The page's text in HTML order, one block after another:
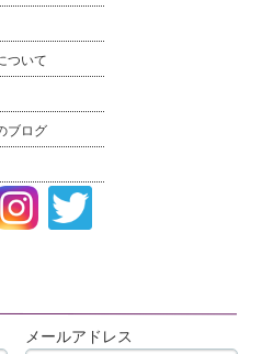
ついて
ブログ
メールアドレス